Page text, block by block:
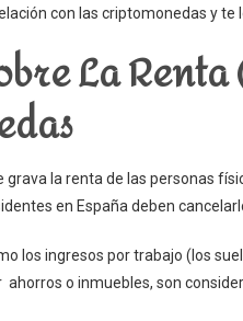
con las criptomonedas y te
La Renta
grava la renta de las personas
en España deben
los ingresos por trabajo (los
o inmuebles, son